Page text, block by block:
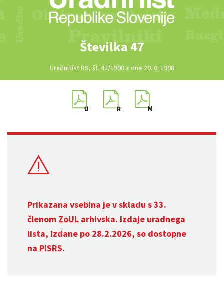
Številka 47
Uradni list RS, št. 47/1998 z dne 29. 6. 1998
Prikazana vsebina je v skladu s 33.
členom ZoUL arhivska. Izdaje uradnega
lista, izdane po 28.2.2026, so dostopne
na PISRS.